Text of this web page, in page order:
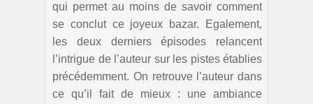
qui permet au moins de savoir comment
se conclut ce joyeux bazar. Egalement,
les deux derniers épisodes relancent
l’intrigue de l’auteur sur les pistes établies
précédemment. On retrouve l’auteur dans
ce qu’il fait de mieux : une ambiance